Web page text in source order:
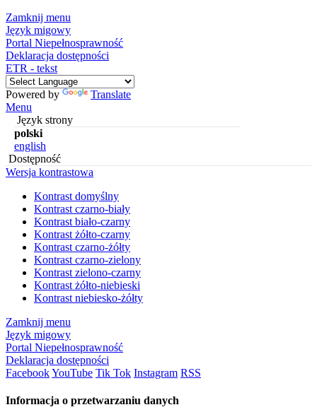
Zamknij menu
Język migowy
Portal Niepełnosprawność
Deklaracja dostępności
ETR - tekst
Powered by
Translate
Menu
Język strony
polski
english
Dostępność
Wersja kontrastowa
Kontrast domyślny
Kontrast czarno-biały
Kontrast biało-czarny
Kontrast żółto-czarny
Kontrast czarno-żółty
Kontrast czarno-zielony
Kontrast zielono-czarny
Kontrast żółto-niebieski
Kontrast niebiesko-żółty
Zamknij menu
Język migowy
Portal Niepełnosprawność
Deklaracja dostępności
FacebookYouTube Tik Tok Instagram RSS
Informacja o przetwarzaniu danych